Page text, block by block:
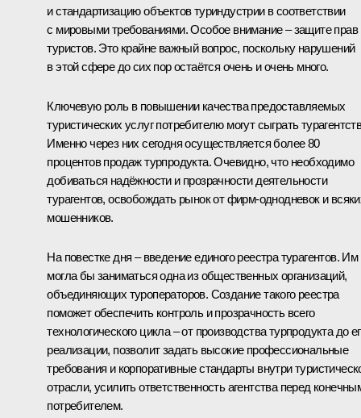
и стандартизацию объектов туриндустрии в соответствии
с мировыми требованиями. Особое внимание – защите прав
туристов. Это крайне важный вопрос, поскольку нарушений
в этой сфере до сих пор остаётся очень и очень много.
Ключевую роль в повышении качества предоставляемых
туристических услуг потребителю могут сыграть
Именно через них сегодня осуществляется более 80
процентов продаж турпродукта. Очевидно, что необходимо
добиваться надёжности и прозрачности деятельности
турагентов, освобождать рынок от фирм-однодневок и
мошенников.
На повестке дня – введение единого реестра турагентов. Им
могла бы заниматься одна из общественных организаций,
объединяющих туроператоров. Создание такого реестра
поможет обеспечить контроль и прозрачность всего
технологического цикла – от производства турпродукта до
реализации, позволит задать высокие профессиональные
требования и корпоративные стандарты внутри
отрасли, усилить ответственность агентства перед
потребителем.